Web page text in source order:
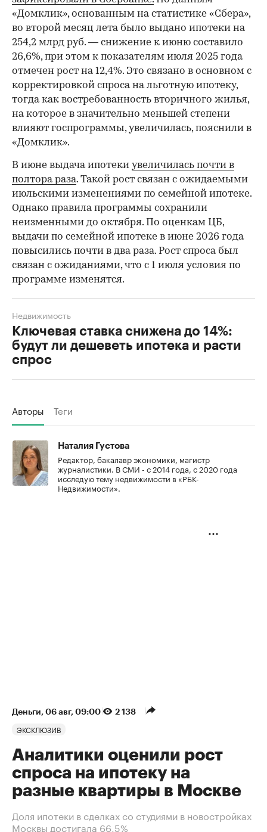
«Домклик», основанным на статистике «Сбера»,
во второй месяц лета было выдано ипотеки на
254,2 млрд руб. — снижение к июню составило
26,6%, при этом к показателям июля 2025 года
отмечен рост на 12,4%. Это связано в основном с
корректировкой спроса на льготную ипотеку,
тогда как востребованность вторичного жилья,
на которое в значительно меньшей степени
влияют госпрограммы, увеличилась, пояснили в
«Домклик».
В июне выдача ипотеки увеличилась почти в
полтора раза. Такой рост связан с ожидаемыми
июльскими изменениями по семейной ипотеке.
Однако правила программы сохранили
неизменными до октября. По оценкам ЦБ,
выдачи по семейной ипотеке в июне 2026 года
повысились почти в два раза. Рост спроса был
связан с ожиданиями, что с 1 июля условия по
программе изменятся.
Ключевая ставка снижена до 14%:
будут ли дешеветь ипотека и расти
спрос
Недвижимость
Авторы Теги
Наталия Густова
Редактор, бакалавр экономики, магистр
журналистики. В СМИ - с 2014 года, с 2020 года
исследую тему недвижимости в «РБК-
Недвижимости».
Деньги⁠, 06 авг, 09:00 2 138
ЭКСКЛЮЗИВ
Аналитики оценили рост
спроса на ипотеку на
разные квартиры в Москве
Доля ипотеки в сделках со студиями в новостройках
Москвы достигала 66,5%